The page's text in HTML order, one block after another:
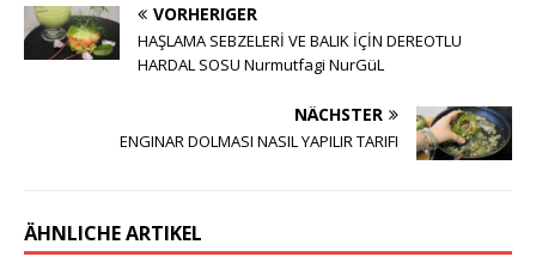
VORHERIGER
HAŞLAMA SEBZELERİ VE BALIK İÇİN DEREOTLU
HARDAL SOSU Nurmutfagi NurGüL
NÄCHSTER
ENGINAR DOLMASI NASIL YAPILIR TARIFI
ÄHNLICHE ARTIKEL